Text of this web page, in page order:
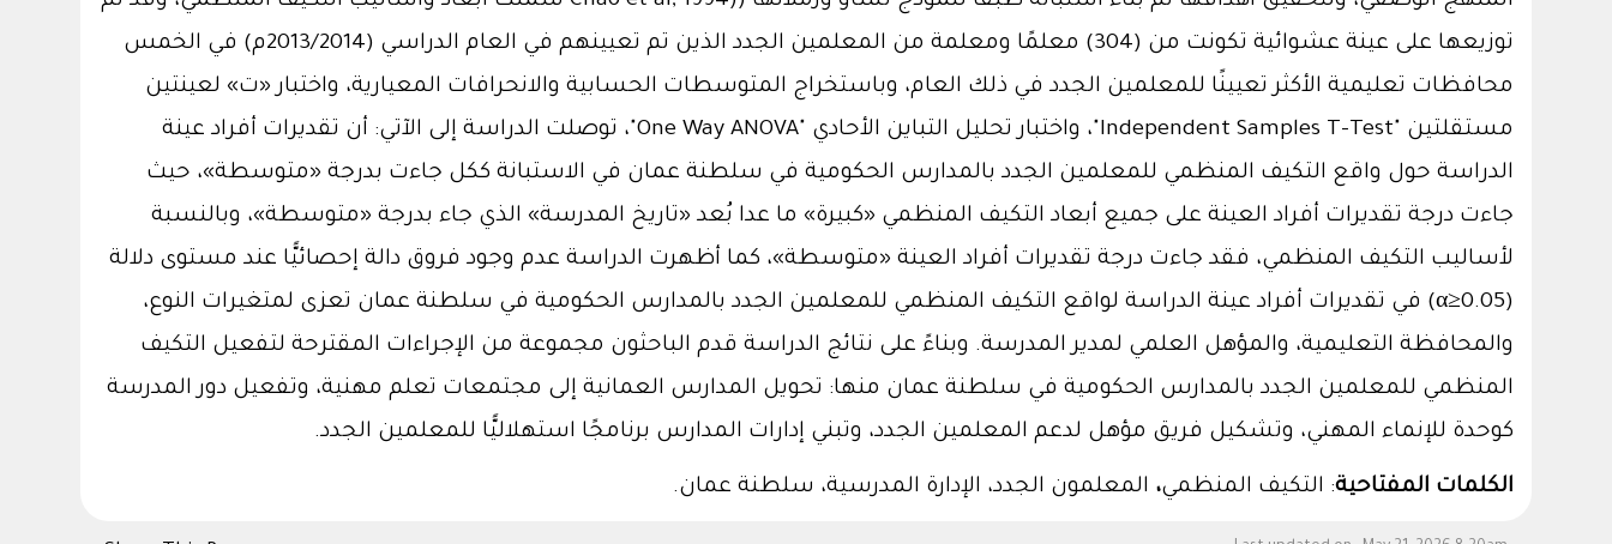
توزيعها على عينة عشوائية تكونت من (304) معلمًا ومعلمة من المعلمين الجدد الذين تم تعيينهم في العام الدراسي (2013/2014م) في الخمس
محافظات تعليمية الأكثر تعيينًا للمعلمين الجدد في ذلك العام، وباستخراج المتوسطات الحسابية والانحرافات المعيارية، واختبار «ت» لعينتين
مستقلتين "Independent Samples T-Test"، واختبار تحليل التباين الأحادي "One Way ANOVA"، توصلت الدراسة إلى الآتي: أن تقديرات أفراد عينة
الدراسة حول واقع التكيف المنظمي للمعلمين الجدد بالمدارس الحكومية في سلطنة عمان في الاستبانة ككل جاءت بدرجة «متوسطة»، حيث
جاءت درجة تقديرات أفراد العينة على جميع أبعاد التكيف المنظمي «كبيرة» ما عدا بُعد «تاريخ المدرسة» الذي جاء بدرجة «متوسطة»، وبالنسبة
لأساليب التكيف المنظمي، فقد جاءت درجة تقديرات أفراد العينة «متوسطة»، كما أظهرت الدراسة عدم وجود فروق دالة إحصائيًّا عند مستوى دلالة
(α≥0.05) في تقديرات أفراد عينة الدراسة لواقع التكيف المنظمي للمعلمين الجدد بالمدارس الحكومية في سلطنة عمان تعزى لمتغيرات النوع،
والمحافظة التعليمية، والمؤهل العلمي لمدير المدرسة. وبناءً على نتائج الدراسة قدم الباحثون مجموعة من الإجراءات المقترحة لتفعيل التكيف
المنظمي للمعلمين الجدد بالمدارس الحكومية في سلطنة عمان منها: تحويل المدارس العمانية إلى مجتمعات تعلم مهنية، وتفعيل دور المدرسة
كوحدة للإنماء المهني، وتشكيل فريق مؤهل لدعم المعلمين الجدد، وتبني إدارات المدارس برنامجًا استهلاليًّا للمعلمين الجدد.
الكلمات المفتاحية: التكيف المنظمي، المعلمون الجدد، الإدارة المدرسية، سلطنة عمان.